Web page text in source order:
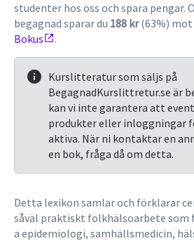
studenter hos oss och spara pengar.
begagnad sparar du 188 kr(63%) mot
Bokus
.
Kurslitteratur som säljs på
BegagnadKurslittretur.se är
kan vi inte garantera att
produkter eller inloggningar
aktiva. När ni kontaktar en
en bok, fråga då om detta.
Detta lexikon samlar och förklarar
såväl praktiskt folkhälsoarbete som
a epidemiologi, samhällsmedicin,